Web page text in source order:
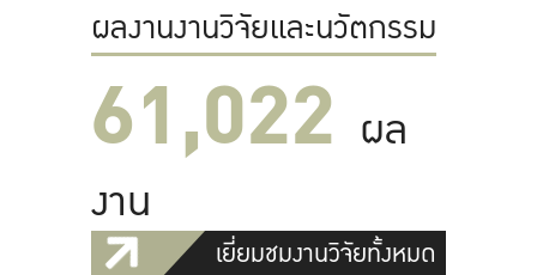
ผลงานงานวิจัยและนวัตกรรม
61,022 ผล
งาน
เยี่ยมชมงานวิจัยทั้งหมด